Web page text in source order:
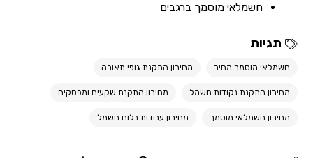
חשמלאי מוסמך ברגבים
תגיות
חשמלאי מוסמך מחיר מחירון התקנת גופי תאורה
מחירון התקנת נקודות חשמל מחירון התקנת שקעים ומפסקים
מחירון חשמלאי מוסמך מחירון עבודות בלוח חשמל